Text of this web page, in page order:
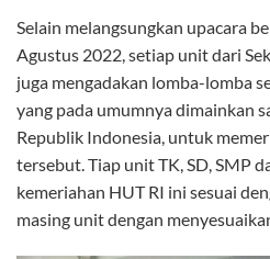
Selain melangsungkan upacara
Agustus 2022, setiap unit dari
juga mengadakan lomba-lomba
yang pada umumnya dimainkan
Republik Indonesia, untuk
tersebut. Tiap unit TK, SD, SMP
kemeriahan HUT RI ini sesuai
masing unit dengan